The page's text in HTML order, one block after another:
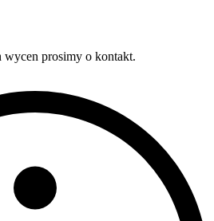
prosimy o kontakt.